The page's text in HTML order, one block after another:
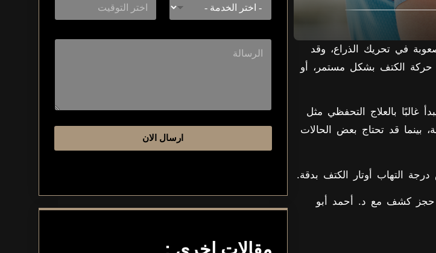
في تحريك الذراع، وقد
حركة الكتف بشكل مستمر، أو
غالبًا بالعلاج التحفظي مثل
بينما قد تحتاج بعض الحالات
التهاب أوتار الكتف بدقة.
حجز كشف مع د. أحمد أبو
ارسال الان